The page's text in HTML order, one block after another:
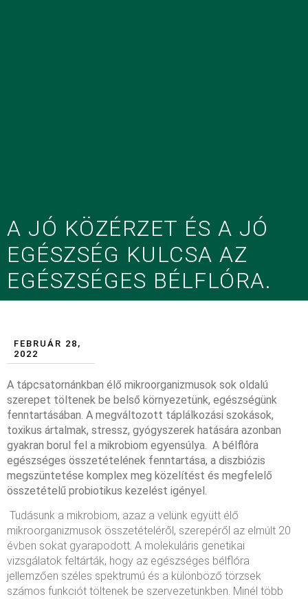
A JÓ KÖZÉRZET ÉS A JÓ
EGÉSZSÉG KULCSA AZ
EGÉSZSÉGES BÉLFLÓRA.
FEBRUÁR 28,
2022
A tápcsatornánkban élő mikroorganizmusok sok oldalú
szerepet töltenek be belső környezetünk, egészségünk
fenntartásában. A megváltozott táplálkozási szokások,
toxikus ártalmak, stressz, gyógyszerek hatására azonban
gyakran borul fel a mikrobiom egyensúlya. A bélflóra
egészséges összetételének fenntartása, a diszbiózis
megszüntetése komplex meg közelítést és megfelelő
összetételű probiotikus kezelést igényel.
Tudásunk a mikrobiom, azaz a velünk együtt élő
mikroorganizmusok összetételéről, szerepéről az elmúlt 20
évben sokat gyarapodott. A molekuláris genetikai
vizsgálatok feltárták, hogy az egészséges bélflóra
jellemzően széles spektrumú és a különböző törzsek
számos funkciót töltenek be szervezetünkben. Minél több